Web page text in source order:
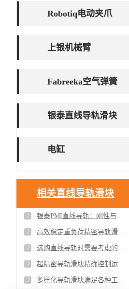
Robotiq电动夹爪
上银机械臂
Fabreeka空气弹簧
银泰直线导轨滑块
电缸
相关直线导轨滑块
银泰PMI直线导轨：刚性与低摩擦平衡的技术突破与工业实践
高效稳定重负荷精密导轨滑块助力产业升级
选购直线导轨时需要考虑的因素有哪些
超精密导轨滑块精确控制运动的理想选择
多样化导轨滑块满足各种工业需求